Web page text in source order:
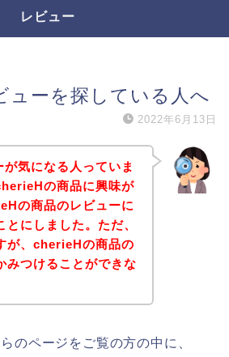
レビュー
ューを探している人へ
2022年6月13日
気になる人っていま
の商品に興味が
の商品のレビューに
にしました。ただ、
が、cherieHの商品の
みつけることができな
のページをご覧の方の中に、